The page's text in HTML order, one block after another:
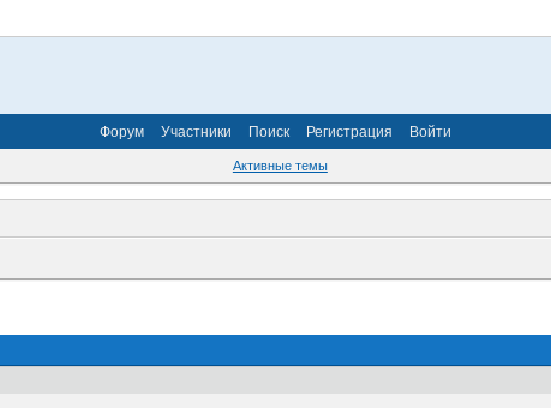
Форум Участники Поиск Регистрация Войти
Активные темы